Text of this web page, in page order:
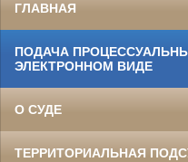
ГЛАВНАЯ
ПОДАЧА
ЭЛЕКТРОННОМ ВИДЕ
О СУДЕ
ТЕРРИТОРИАЛЬНАЯ